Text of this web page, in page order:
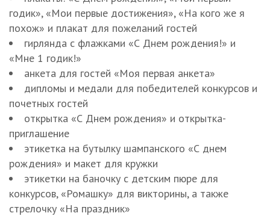
годик», «Мои первые достижения», «На кого же я
похож» и плакат для пожеланий гостей
гирлянда с флажками «С Днем рождения!» и
«Мне 1 годик!»
анкета для гостей «Моя первая анкета»
дипломы и медали для победителей конкурсов и
почетных гостей
открытка «С Днем рождения» и открытка-
приглашение
этикетка на бутылку шампанского «С днем
рождения» и макет для кружки
этикетки на баночку с детским пюре для
конкурсов, «Ромашку» для викторины, а также
стрелочку «На праздник»